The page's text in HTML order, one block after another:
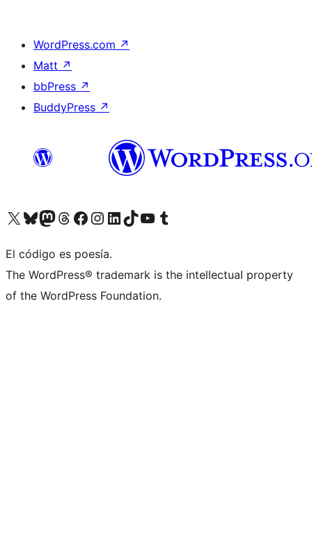
WordPress.com ↗
Matt ↗
bbPress ↗
BuddyPress ↗
Visita nuestra cuenta de X (anteriormente Twitter)
Visit our Bluesky account
Visit our Mastodon account
Visit our Threads account
Visita nuestra página de Facebook
Visita nuestra cuenta de Instagram
Visita nuestra cuenta de LinkedIn
Visit our TikTok account
Visita nuestro canal de YouTube
Visit our Tumblr account
El código es poesía.
The WordPress® trademark is the intellectual property
of the WordPress Foundation.